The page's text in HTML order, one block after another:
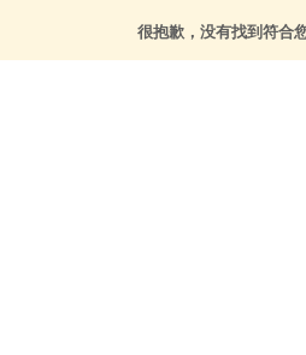
很抱歉，没有找到符合